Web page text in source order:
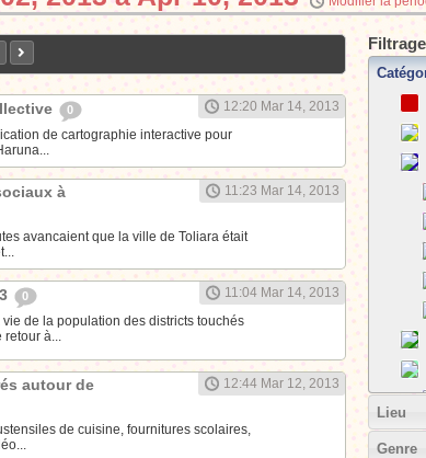
0
12:20 Mar 14, 2013
de cartographie interactive pour
à
11:23 Mar 14, 2013
avancaient que la ville de Toliara était
0
11:04 Mar 14, 2013
de la population des districts touchés
à...
autour de
12:44 Mar 12, 2013
de cuisine, fournitures scolaires,
Lieu
Genre